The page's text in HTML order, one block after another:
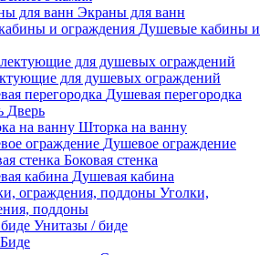
Экраны для ванн
Душевые кабины и
для душевых ограждений
Душевая перегородка
Дверь
Шторка на ванну
Душевое ограждение
Боковая стенка
Душевая кабина
Уголки,
поддоны
Унитазы / биде
Биде